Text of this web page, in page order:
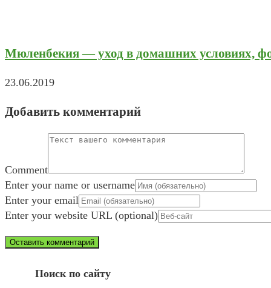
Мюленбекия — уход в домашних условиях,
23.06.2019
Добавить комментарий
Comment
Enter your name or username
Enter your email
Enter your website URL (optional)
Поиск по сайту